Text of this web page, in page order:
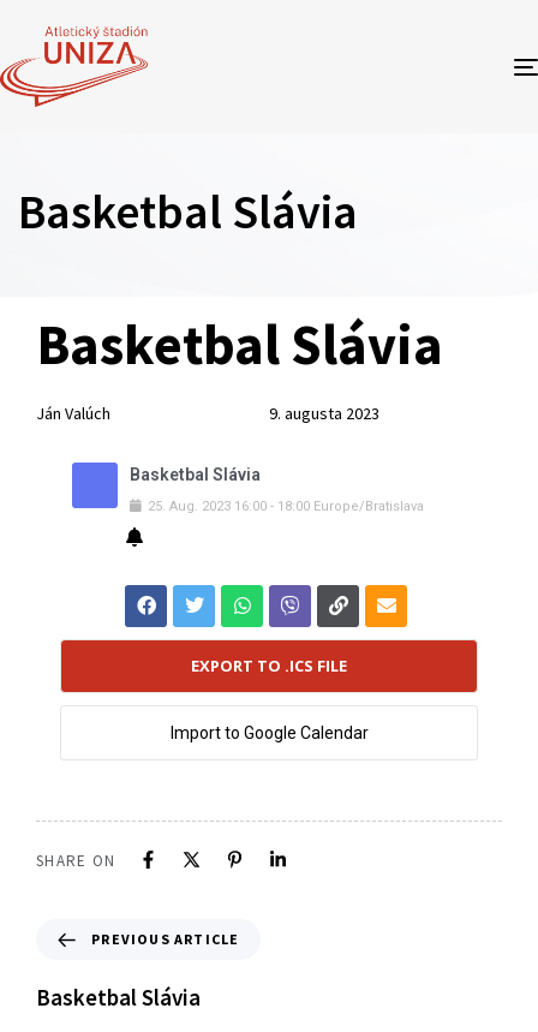
Basketbal Slávia
IN:
Basketbal Slávia
Ján Valúch
on:
9. augusta 2023
Basketbal Slávia
25. Aug. 2023 16:00 - 18:00 Europe/Bratislava
EXPORT TO .ICS FILE
Import to Google Calendar
SHARE ON
PREVIOUS ARTICLE
Basketbal Slávia